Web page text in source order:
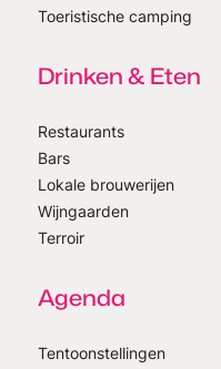
Toeristische camping
Drinken & Eten
Restaurants
Bars
Lokale brouwerijen
Wijngaarden
Terroir
Agenda
Tentoonstellingen